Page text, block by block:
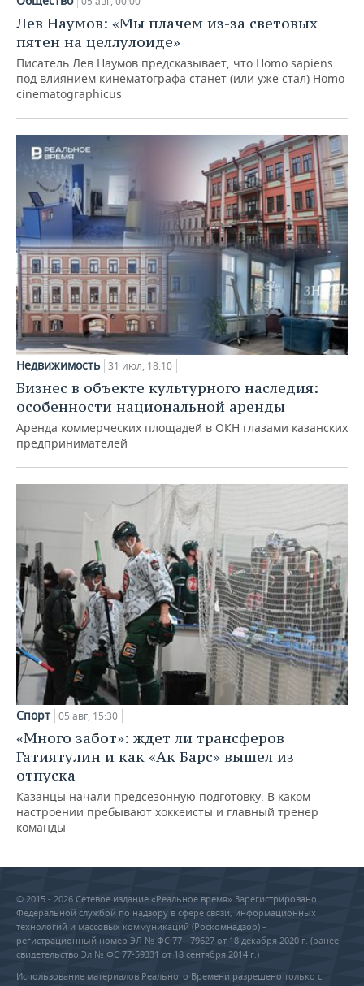
Лев Наумов: «Мы плачем из-за световых
пятен на целлулоиде»
Писатель Лев Наумов предсказывает, что Homo sapiens
под влиянием кинематографа станет (или уже стал) Homo
cinematographicus
Недвижимость 31 июл, 18:10
Бизнес в объекте культурного наследия:
особенности национальной аренды
Аренда коммерческих площадей в ОКН глазами казанских
предпринимателей
Спорт 05 авг, 15:30
«Много забот»: ждет ли трансферов
Гатиятулин и как «Ак Барс» вышел из
отпуска
Казанцы начали предсезонную подготовку. В каком
настроении пребывают хоккеисты и главный тренер
команды
© 2015 - 2026 Сетевое издание «Реальное время» Зарегистрировано
Федеральной службой по надзору в сфере связи, информационных
технологий и массовых коммуникаций (Роскомнадзор) –
регистрационный номер ЭЛ № ФС 77 - 79627 от 18 декабря 2020 г. (ранее
свидетельство Эл № ФС 77-59331 от 18 сентября 2014 г.)
Использование материалов Реального Времени разрешено только с